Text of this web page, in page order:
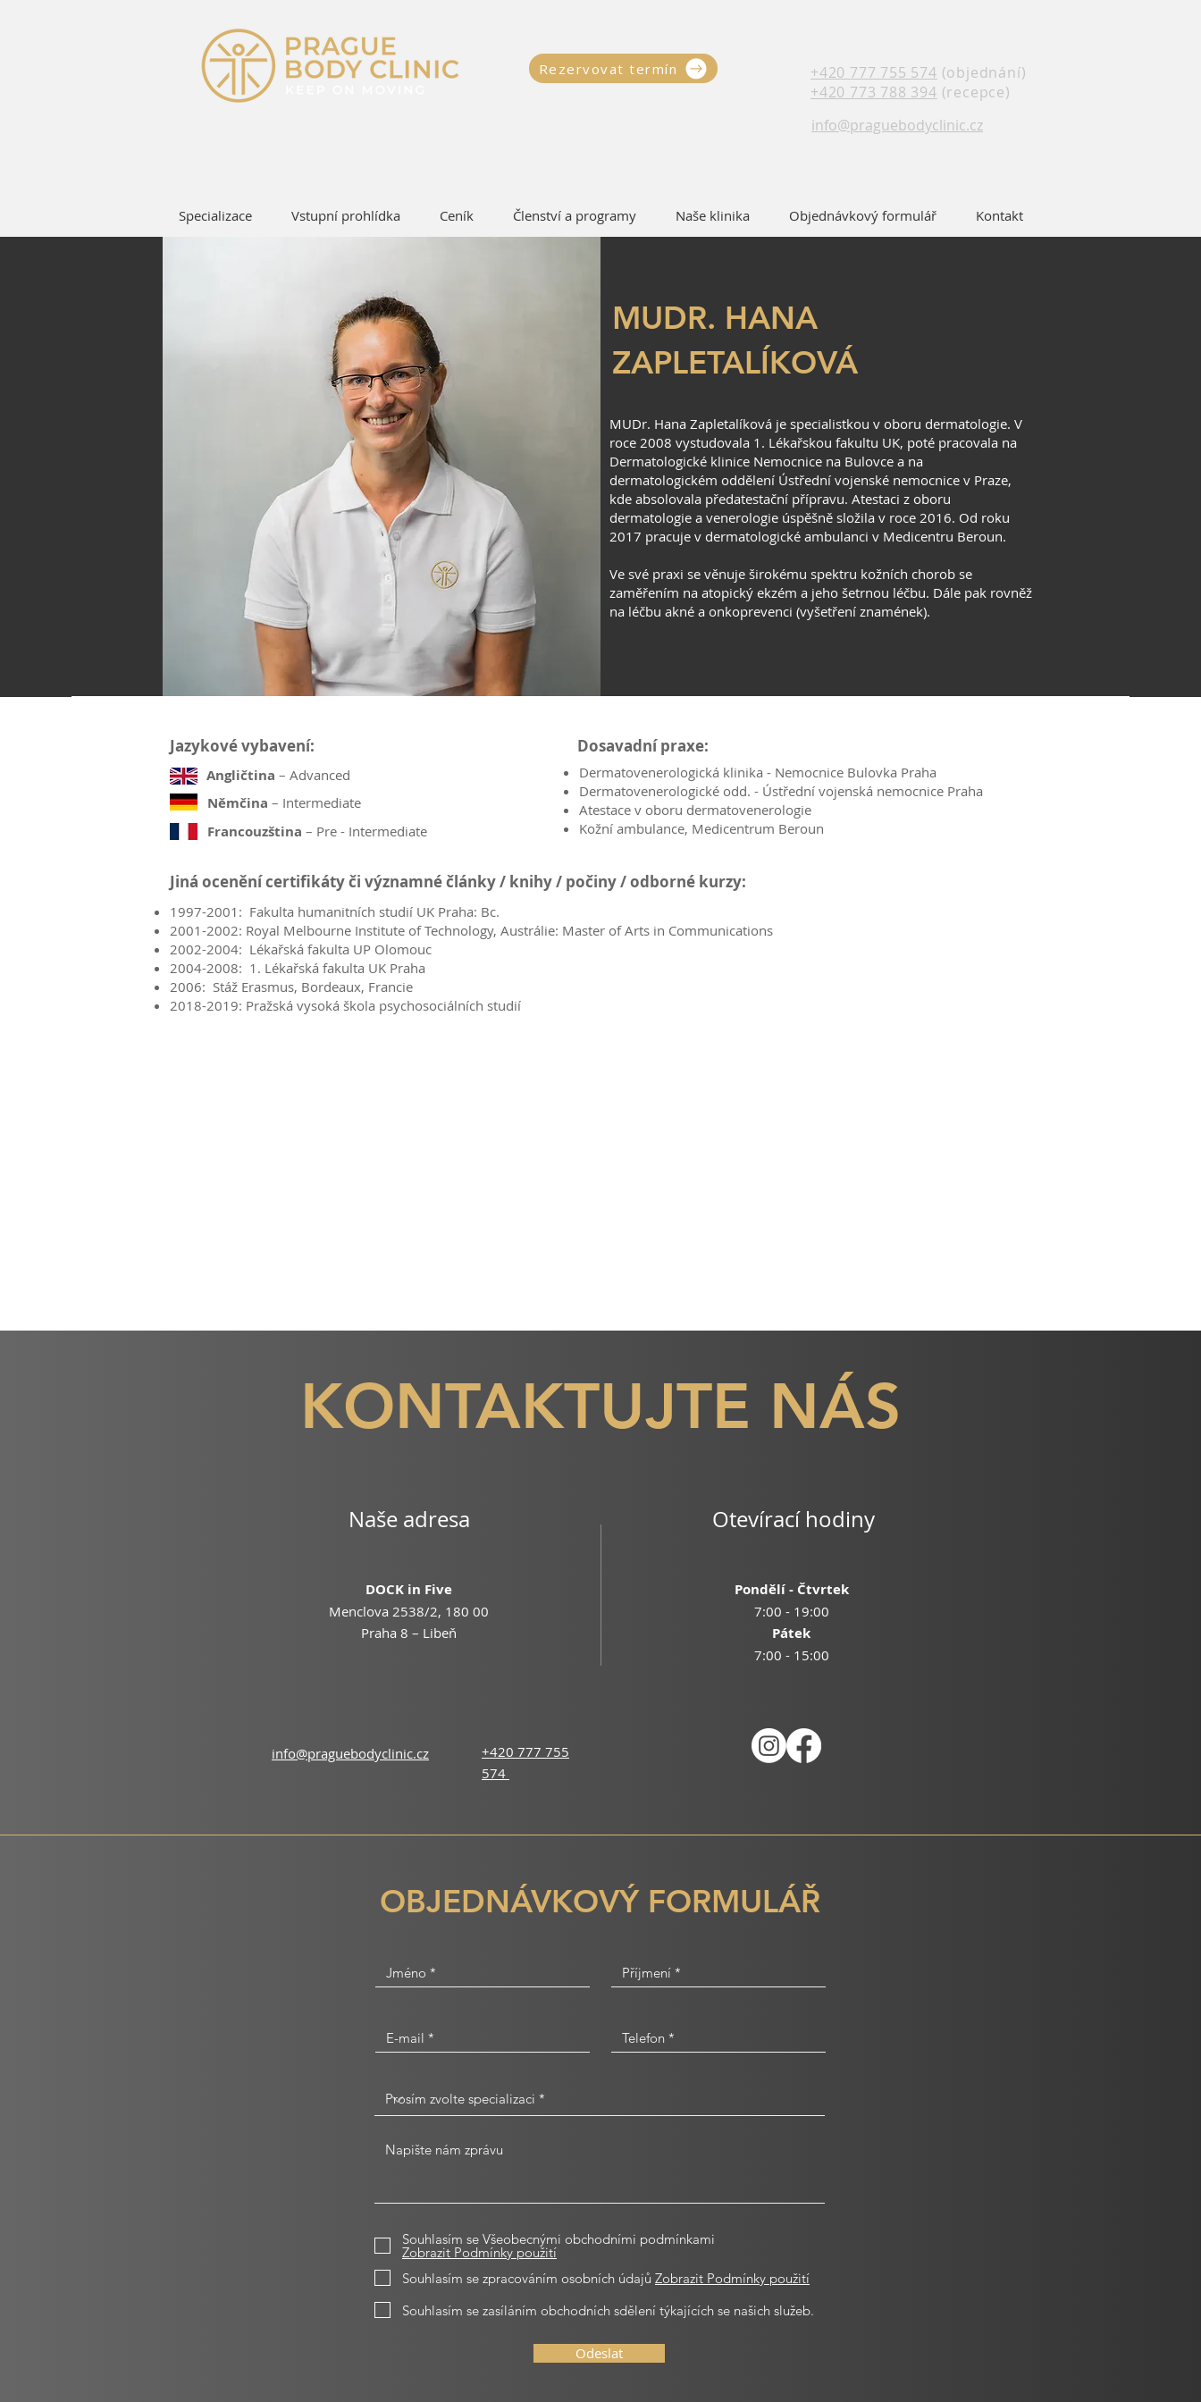
Rezervovat termín +420 777 755 574 (objednání)
+420 773 788 394 (recepce)
info@praguebodyclinic.cz
Specializace Vstupní prohlídka Ceník Členství a programy Naše klinika Objednávkový formulář Kontakt
MUDR. HANA
ZAPLETALÍKOVÁ
MUDr. Hana Zapletalíková je specialistkou v oboru dermatologie. V
roce 2008 vystudovala 1. Lékařskou fakultu UK, poté pracovala na
Dermatologické klinice Nemocnice na Bulovce a na
dermatologickém oddělení Ústřední vojenské nemocnice v Praze,
kde absolovala předatestační přípravu. Atestaci z oboru
dermatologie a venerologie úspěšně složila v roce 2016. Od roku
2017 pracuje v dermatologické ambulanci v Medicentru Beroun.
Ve své praxi se věnuje širokému spektru kožních chorob se
zaměřením na atopický ekzém a jeho šetrnou léčbu. Dále pak rovněž
na léčbu akné a onkoprevenci (vyšetření znamének).
Jazykové vybavení:
Angličtina – Advanced
Němčina – Intermediate
Francouzština – Pre - Intermediate
Dosavadní praxe:
Dermatovenerologická klinika - Nemocnice Bulovka Praha
Dermatovenerologické odd. - Ústřední vojenská nemocnice Praha
Atestace v oboru dermatovenerologie
Kožní ambulance, Medicentrum Beroun
Jiná ocenění certifikáty či významné články / knihy / počiny / odborné kurzy:
1997-2001: Fakulta humanitních studií UK Praha: Bc.
2001-2002: Royal Melbourne Institute of Technology, Austrálie: Master of Arts in Communications
2002-2004: Lékařská fakulta UP Olomouc
2004-2008: 1. Lékařská fakulta UK Praha
2006: Stáž Erasmus, Bordeaux, Francie
2018-2019: Pražská vysoká škola psychosociálních studií
KONTAKTUJTE NÁS
Naše adresa
DOCK in Five
Menclova 2538/2, 180 00
Praha 8 – Libeň
Otevírací hodiny
Pondělí - Čtvrtek
7:00 - 19:00
Pátek
7:00 - 15:00
info@praguebodyclinic.cz
+420 777 755
574
OBJEDNÁVKOVÝ FORMULÁŘ
Souhlasím se Všeobecnými obchodními podmínkami
Zobrazit Podmínky použití
Souhlasím se zpracováním osobních údajů Zobrazit Podmínky použití
Souhlasím se zasíláním obchodních sdělení týkajících se našich služeb.
Odeslat